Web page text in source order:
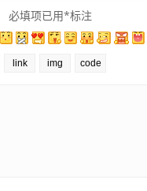
必填项已用*标注